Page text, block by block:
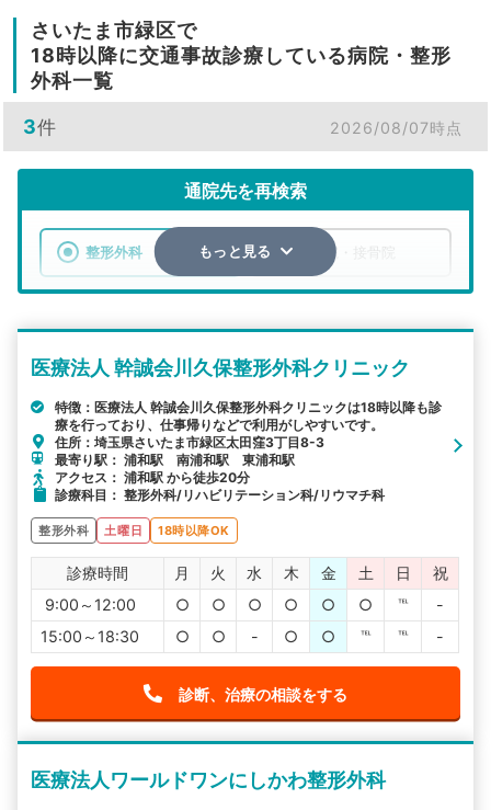
さいたま市緑区で
18時以降に交通事故診療している病院・整形
外科一覧
3件 2026/08/07時点
通院先を再検索
整形外科 整骨院・接骨院
検索する
詳細条件で絞り込む
その他の検索方法
もっと見る
医療法人 幹誠会川久保整形外科クリニック
特徴：医療法人 幹誠会川久保整形外科クリニックは18時以降も診
療を行っており、仕事帰りなどで利用がしやすいです。
住所：埼玉県さいたま市緑区太田窪3丁目8-3
最寄り駅： 浦和駅 南浦和駅 東浦和駅
アクセス： 浦和駅 から徒歩20分
診療科目： 整形外科/リハビリテーション科/リウマチ科
整形外科 土曜日 18時以降OK
診療時間 月 火 水 木 金 土 日
祝
9:00～12:00
○ ○ ○ ○ ○ ○ ℡
-
15:00～18:30
○ ○ - ○ ○ ℡ ℡ -
診断、治療の相談をする
医療法人ワールドワンにしかわ整形外科